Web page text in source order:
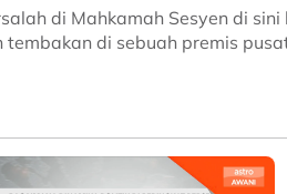
di Mahkamah Sesyen di
di sebuah premis